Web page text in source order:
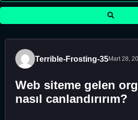
Terrible-Frosting-35Mart 28,
Web siteme gelen
nasıl canlandırırım?